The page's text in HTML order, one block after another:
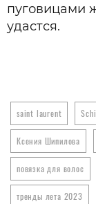
пуговицами
удастся.
saint laurent
Ксения Шипилова
повязка для волос
тренды лета 2023